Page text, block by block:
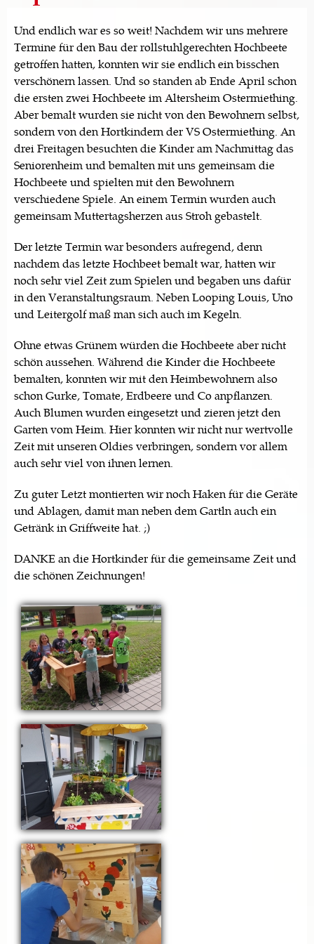
Und endlich war es so weit! Nachdem wir uns mehrere
Termine für den Bau der rollstuhlgerechten Hochbeete
getroffen hatten, konnten wir sie endlich ein bisschen
verschönern lassen. Und so standen ab Ende April schon
die ersten zwei Hochbeete im Altersheim Ostermiething.
Aber bemalt wurden sie nicht von den Bewohnern selbst,
sondern von den Hortkindern der VS Ostermiething. An
drei Freitagen besuchten die Kinder am Nachmittag das
Seniorenheim und bemalten mit uns gemeinsam die
Hochbeete und spielten mit den Bewohnern
verschiedene Spiele. An einem Termin wurden auch
gemeinsam Muttertagsherzen aus Stroh gebastelt.
Der letzte Termin war besonders aufregend, denn
nachdem das letzte Hochbeet bemalt war, hatten wir
noch sehr viel Zeit zum Spielen und begaben uns dafür
in den Veranstaltungsraum. Neben Looping Louis, Uno
und Leitergolf maß man sich auch im Kegeln.
Ohne etwas Grünem würden die Hochbeete aber nicht
schön aussehen. Während die Kinder die Hochbeete
bemalten, konnten wir mit den Heimbewohnern also
schon Gurke, Tomate, Erdbeere und Co anpflanzen.
Auch Blumen wurden eingesetzt und zieren jetzt den
Garten vom Heim. Hier konnten wir nicht nur wertvolle
Zeit mit unseren Oldies verbringen, sondern vor allem
auch sehr viel von ihnen lernen.
Zu guter Letzt montierten wir noch Haken für die Geräte
und Ablagen, damit man neben dem Gartln auch ein
Getränk in Griffweite hat. ;)
DANKE an die Hortkinder für die gemeinsame Zeit und
die schönen Zeichnungen!
Seiten